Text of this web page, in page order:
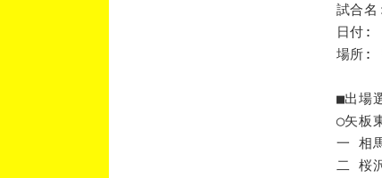
試合
日付:
場所:
■出場
◯矢板
一 相
二 桜